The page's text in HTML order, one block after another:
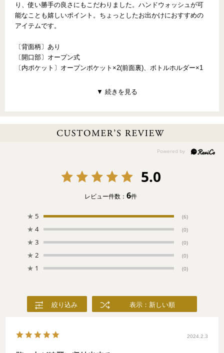
り、使い勝手の良さにもこだわりました。ハンドウォッシュが可
能なことも嬉しいポイント。ちょっとしたお出かけにおすすめの
アイテムです。
〔背面柄〕あり
〔開口部〕オープン式
〔内ポケット〕オープンポケット×2(前面裏)、ボトルホルダー×1
野にいる小さな生き物たちが織り成す楽しい柄“ハイジ”は、その柔
5.0
レビュー件数： 6件
★ 5 (6)
★ 4 (0)
★ 3 (0)
★ 2 (0)
★ 1 (0)
絞り込み 表示：新しい順
2024.2.3